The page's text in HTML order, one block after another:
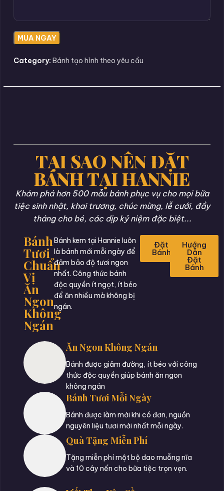
Category: Bánh tạo hình theo yêu cầu
TẠI SAO NÊN ĐẶT
BÁNH TẠI HANNIE
Khám phá hơn 500 mẫu bánh phục vụ cho mọi bữa
tiệc sinh nhật, khai trương, chúc mừng, lễ cưới, đầy
tháng cho bé, các dịp kỷ niệm đặc biệt...
Bánh
Tươi
Chuẩn
Vị
Ăn
Ngon
Không
Ngán
Bánh kem tại Hannie luôn
là bánh mới mỗi ngày để
đảm bảo độ tươi ngon
nhất. Công thức bánh
độc quyền ít ngọt, ít béo
để ăn nhiều mà không bị
ngán.
Đặt
Bánh
Hướng
Dẫn
Đặt
Bánh
Ăn Ngon Không Ngán
Bánh được giảm đường, ít béo với công
thức độc quyền giúp bánh ăn ngon
không ngán
Bánh Tươi Mỗi Ngày
Bánh được làm mới khi có đơn, nguồn
nguyên liệu tươi mới nhất mỗi ngày.
Quà Tặng Miễn Phí
Tặng miễn phí một bộ dao muỗng nĩa
và 10 cây nến cho bữa tiệc trọn vẹn.